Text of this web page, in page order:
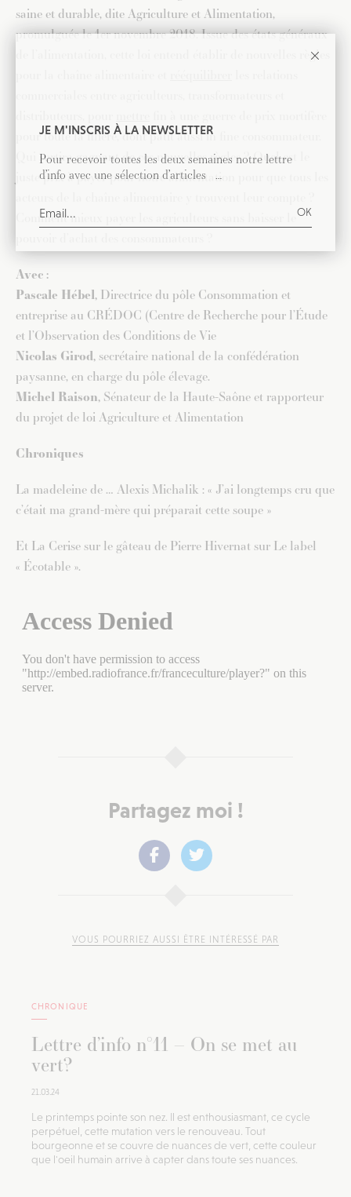
saine et durable, dite Agriculture et Alimentation,
promulguée le 1er novembre 2018. Issue des états généraux
de l’alimentation, cette loi entend établir de nouvelles règles
pour toute la filière, dont pâtit aussi in fine consommateur.
Qui sortira gagnant de ces nouvelles règles ? Quel est le
juste prix à payer pour notre alimentation pour que tous les
Comment mieux payer les agriculteurs sans baisser le
Avec :
Pascale Hébel, Directrice du pôle Consommation et
entreprise au CRÉDOC (Centre de Recherche pour l’Étude
et l’Observation des Conditions de Vie
Nicolas Girod,secrétaire national de la confédération
paysanne, en charge du pôle élevage.
Michel Raison, Sénateur de la Haute-Saône et rapporteur
du projet de loi Agriculture et Alimentation
Chroniques
La madeleine de … Alexis Michalik : « J’ai longtemps cru que
c’était ma grand-mère qui préparait cette soupe »
Et La Cerise sur le gâteau de Pierre Hivernat sur Le label
« Écotable ».
Partagez moi !
VOUS POURRIEZ AUSSI ÊTRE INTÉRESSÉ PAR
CHRONIQUE
Lettre d’info n°11 – On se met au
vert?
21.03.24
Le printemps pointe son nez. Il est enthousiasmant, ce cycle
perpétuel, cette mutation vers le renouveau. Tout
bourgeonne et se couvre de nuances de vert, cette couleur
que l'oeil humain arrive à capter dans toute ses nuances.
JE M'INSCRIS À LA NEWSLETTER
Pour recevoir toutes les deux semaines notre lettre
d’info avec une sélection d’articles …